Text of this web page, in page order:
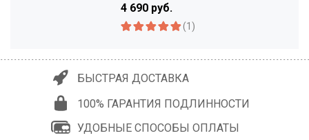
4 690 руб.
(1)
БЫСТРАЯ ДОСТАВКА
100% ГАРАНТИЯ ПОДЛИННОСТИ
УДОБНЫЕ СПОСОБЫ ОПЛАТЫ